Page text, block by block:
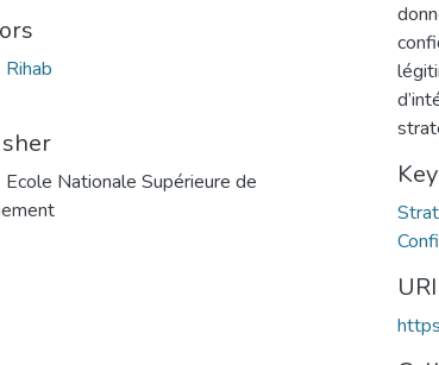
Ecole Nationale Supérieure de
URI